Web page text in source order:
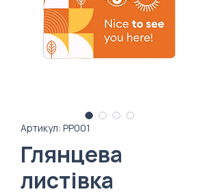
Артикул: PP001
Глянцева
листівка